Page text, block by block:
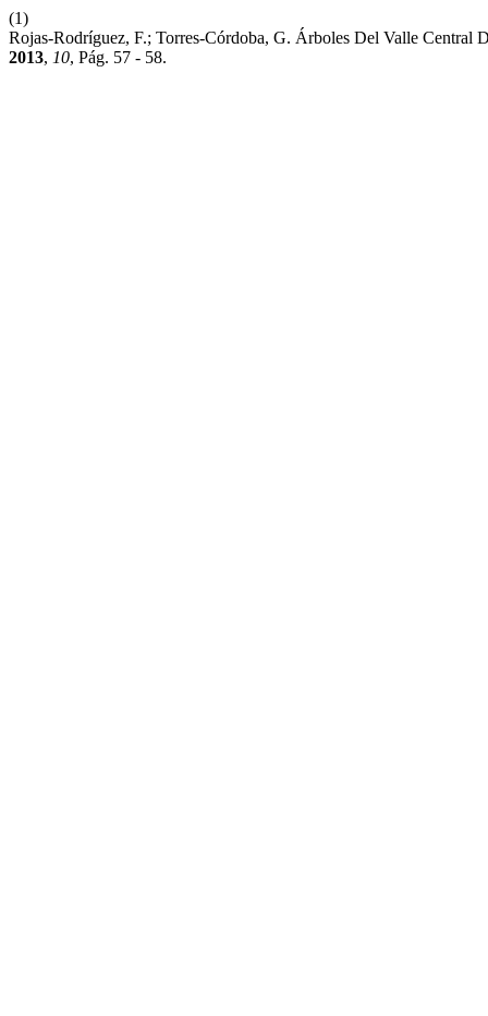
(1)
Rojas-Rodríguez, F.; Torres-Córdoba, G. Árboles Del Valle Central
2013, 10, Pág. 57 - 58.